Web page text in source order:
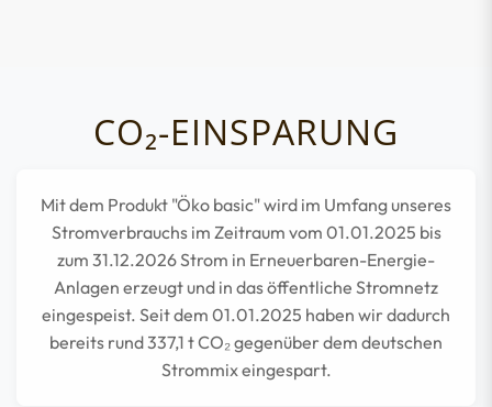
CO₂-EINSPARUNG
Mit dem Produkt "Öko basic" wird im Umfang unseres
Stromverbrauchs im Zeitraum vom 01.01.2025 bis
zum 31.12.2026 Strom in Erneuerbaren-Energie-
Anlagen erzeugt und in das öffentliche Stromnetz
eingespeist. Seit dem 01.01.2025 haben wir dadurch
bereits rund337,1 t CO₂ gegenüber dem deutschen
Strommix eingespart.